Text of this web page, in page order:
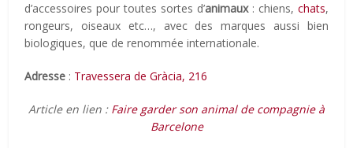
d’accessoires pour toutes sortes d’animaux: chiens, chats,
rongeurs, oiseaux etc…, avec des marques aussi bien
biologiques, que de renommée internationale.
Adresse : Travessera de Gràcia, 216
Article en lien : Faire garder son animal de compagnie à
Barcelone